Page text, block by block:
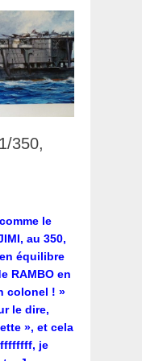
350,
le
au 350,
équilibre
RAMBO en
colonel ! »
le dire,
», et cela
je